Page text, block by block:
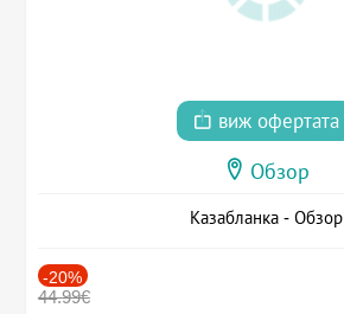
виж офертата
Обзор
Казабланка - Обзор
-20%
44.99€